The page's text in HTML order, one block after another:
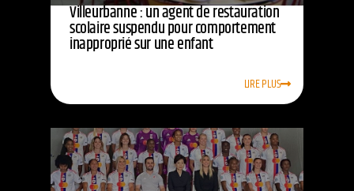
Villeurbanne : un agent de restauration
scolaire suspendu pour comportement
inapproprié sur une enfant
LIRE PLUS